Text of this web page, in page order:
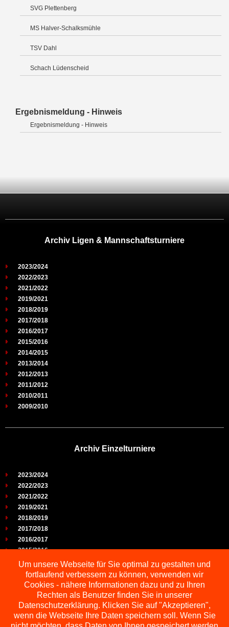
SVG Plettenberg
MS Halver-Schalksmühle
TSV Dahl
Schach Lüdenscheid
Ergebnismeldung - Hinweis
Ergebnismeldung - Hinweis
Archiv Ligen & Mannschaftsturniere
2023/2024
2022/2023
2021/2022
2019/2021
2018/2019
2017/2018
2016/2017
2015/2016
2014/2015
2013/2014
2012/2013
2011/2012
2010/2011
2009/2010
Archiv Einzelturniere
2023/2024
2022/2023
2021/2022
2019/2021
2018/2019
2017/2018
2016/2017
2015/2016
2014/2015
2013/2014
2012/2013
2011/2012
2010/2011
2009/2010
Um unsere Webseite für Sie optimal zu gestalten und
fortlaufend verbessern zu können, verwenden wir
Cookies - nähere Informationen dazu und zu Ihren
Rechten als Benutzer finden Sie in unserer
Datenschutzerklärung. Klicken Sie auf "Akzeptieren",
wenn die Webseite Ihre Daten speichern soll. Wenn Sie